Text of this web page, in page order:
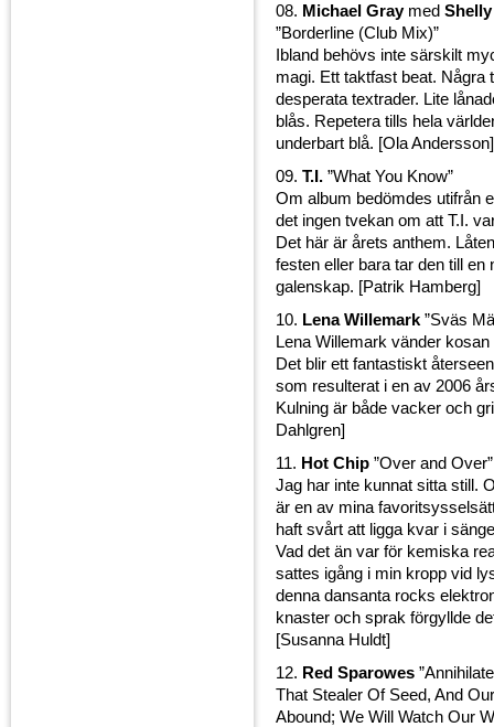
08. Michael Graymed
”Borderline (Club Mix)”
Ibland behövs inte särskilt
magi. Ett taktfast beat. Några
desperata textrader. Lite
blås. Repetera tills hela
underbart blå. [Ola Andersson]
09. T.I. ”What You Know”
Om album bedömdes utifrån
det ingen tvekan om att T.I.
Det här är årets anthem.
festen eller bara tar den till en
galenskap. [Patrik Hamberg]
10. Lena Willemark ”Sväs
Lena Willemark vänder
Det blir ett fantastiskt
som resulterat i en av 2006
Kulning är både vacker och
Dahlgren]
11. Hot Chip ”Over and Over”
Jag har inte kunnat sitta still.
är en av mina
haft svårt att ligga kvar i
Vad det än var för kemiska
sattes igång i min kropp vid
denna dansanta rocks
knaster och sprak förgyllde
[Susanna Huldt]
12. Red Sparowes
That Stealer Of Seed, And
Abound; We Will Watch Our